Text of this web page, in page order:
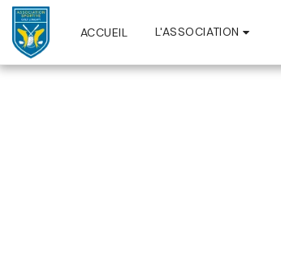
ACCUEIL L'ASSOCIATION